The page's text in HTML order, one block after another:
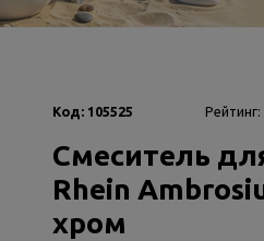
Код: 105525 Рейтинг:
Смеситель
Rhein
хром